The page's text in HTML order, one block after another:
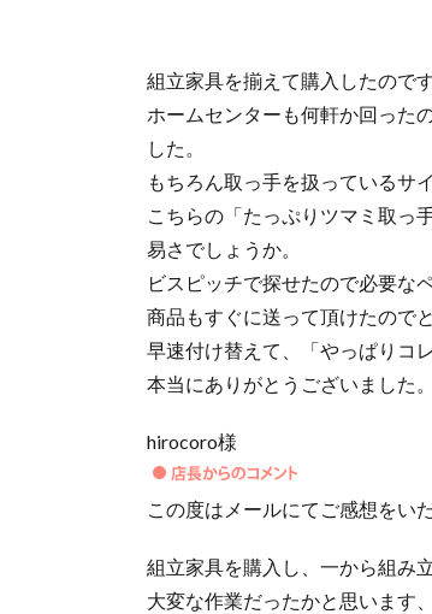
組立家具を揃えて購入したので
ホームセンターも何軒か回った
した。
もちろん取っ手を扱っているサ
こちらの「たっぷりツマミ取っ
易さでしょうか。
ビスピッチで探せたので必要な
商品もすぐに送って頂けたので
早速付け替えて、「やっぱりコ
本当にありがとうございました。
hirocoro様
この度はメールにてご感想をい
組立家具を購入し、一から組み
大変な作業だったかと思います